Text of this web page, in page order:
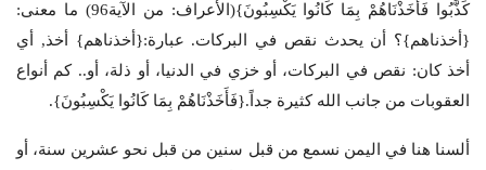
كَذَّبُوا فَأَخَذْنَاهُمْ بِمَا كَانُوا يَكْسِبُونَ}(الأعراف: من الآية96) ما معنى:
{أخذناهم}؟ أن يحدث نقص في البركات. عبارة:{أخذناهم} أخذ, أي
أخذ كان: نقص في البركات، أو خزي في الدنيا، أو ذلة، أو.. كم أنواع
العقوبات من جانب الله كثيرة جداً.{فَأَخَذْنَاهُمْ بِمَا كَانُوا يَكْسِبُونَ}.
ألسنا هنا في اليمن نسمع من قبل سنين من قبل نحو عشرين سنة، أو